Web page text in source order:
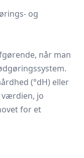
og
når man
(°dH) eller
værdien, jo
for et